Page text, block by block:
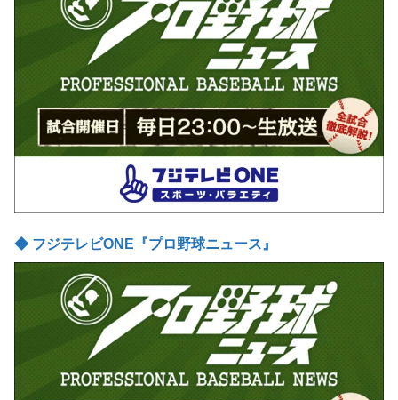
◆ フジテレビONE『プロ野球ニュース』